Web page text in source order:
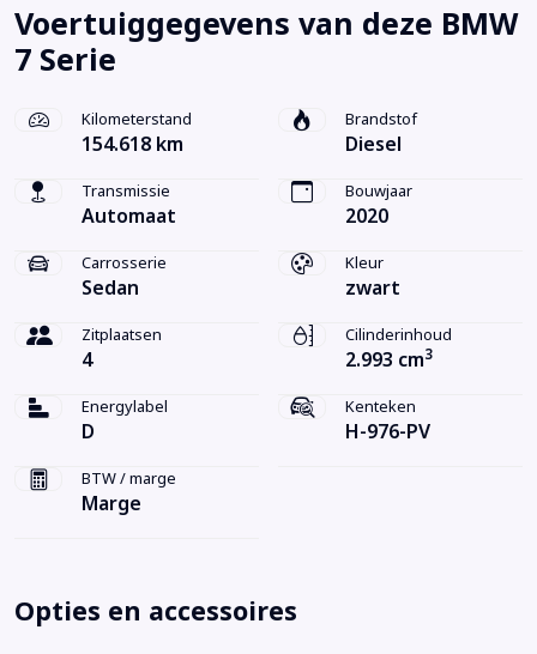
Voertuiggegevens van deze BMW
7 Serie
Kilometerstand
154.618 km
Brandstof
Diesel
Transmissie
Automaat
Bouwjaar
2020
Carrosserie
Sedan
Kleur
zwart
Zitplaatsen
4
Cilinderinhoud
2.993 cm3
Energylabel
D
Kenteken
H-976-PV
BTW / marge
Marge
Opties en accessoires